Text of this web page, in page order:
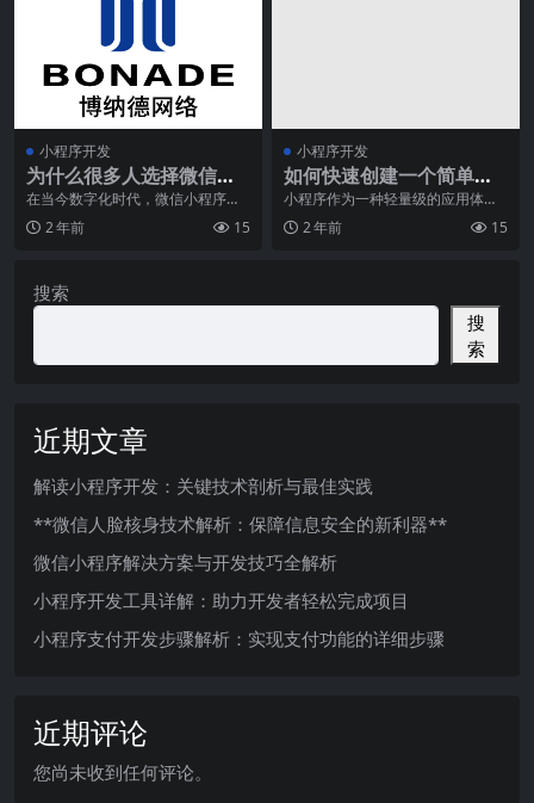
小程序开发
为什么很多人选择微信小
程序开发公司？
在当今数字化时代，微信小程序已
经成为企业和个人品牌推广的重要
工具。随着微信用户数
2 年前 15
小程序开发
如何快速创建一个简单的
小程序？
小程序作为一种轻量级的应用体
验，近几年来在移动应用开发领域
逐渐流行起来。相比于传
2 年前 15
搜索
搜
索
近期文章
解读小程序开发：关键技术剖析与最佳实践
**微信人脸核身技术解析：保障信息安全的新利器**
微信小程序解决方案与开发技巧全解析
小程序开发工具详解：助力开发者轻松完成项目
小程序支付开发步骤解析：实现支付功能的详细步骤
近期评论
您尚未收到任何评论。